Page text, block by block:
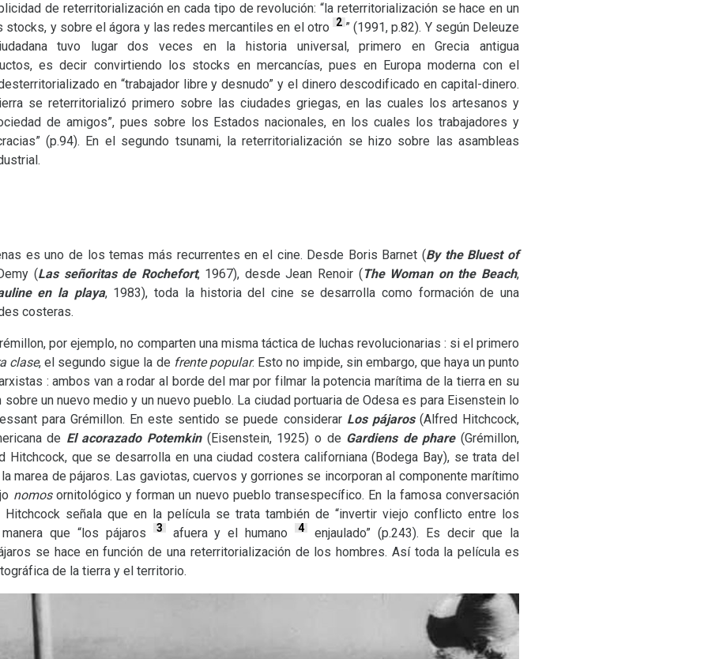
de reterritorialización en cada tipo de revolución: “la reterritorialización se hace en un
y sobre el ágora y las redes mercantiles en el otro
2 ” (1991, p.82). Y según Deleuze
tuvo lugar dos veces en la historia universal, primero en Grecia antigua
es decir convirtiendo los stocks en mercancías, pues en Europa moderna con el
en “trabajador libre y desnudo” y el dinero descodificado en capital-dinero.
se reterritorializó primero sobre las ciudades griegas, en las cuales los artesanos y
de amigos”, pues sobre los Estados nacionales, en los cuales los trabajadores y
(p.94). En el segundo tsunami, la reterritorialización se hizo sobre las asambleas
es uno de los temas más recurrentes en el cine. Desde Boris Barnet (By the Bluest of
(Las señoritas de Rochefort, 1967), desde Jean Renoir (The Woman on the Beach,
en la playa, 1983), toda la historia del cine se desarrolla como formación de una
costeras.
por ejemplo, no comparten una misma táctica de luchas revolucionarias : si el primero
clase, el segundo sigue la de frente popular. Esto no impide, sin embargo, que haya un punto
: ambos van a rodar al borde del mar por filmar la potencia marítima de la tierra en su
un nuevo medio y un nuevo pueblo. La ciudad portuaria de Odesa es para Eisenstein lo
para Grémillon. En este sentido se puede considerar Los pájaros(Alfred Hitchcock,
de El acorazado Potemkin(Eisenstein, 1925) o de Gardiens de phare(Grémillon,
Hitchcock, que se desarrolla en una ciudad costera californiana (Bodega Bay), se trata del
marea de pájaros. Las gaviotas, cuervos y gorriones se incorporan al componente marítimo
nomosornitológico y forman un nuevo pueblo transespecífico. En la famosa conversación
Hitchcock señala que en la película se trata también de “invertir viejo conflicto entre los
que “los pájaros
3 afuera y el humano 4
enjaulado” (p.243). Es decir que la
se hace en función de una reterritorialización de los hombres. Así toda la película es
de la tierra y el territorio.